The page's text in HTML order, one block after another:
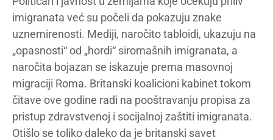
imigranata već su počeli da pokazuju znake
uznemirenosti. Mediji, naročito tabloidi, ukazuju na
„opasnosti“ od „hordi“ siromašnih imigranata, a
naročita bojazan se iskazuje prema masovnoj
migraciji Roma. Britanski koalicioni kabinet tokom
čitave ove godine radi na pooštravanju propisa za
pristup zdravstvenoj i socijalnoj zaštiti imigranata.
Otišlo se toliko daleko da je britanski savet